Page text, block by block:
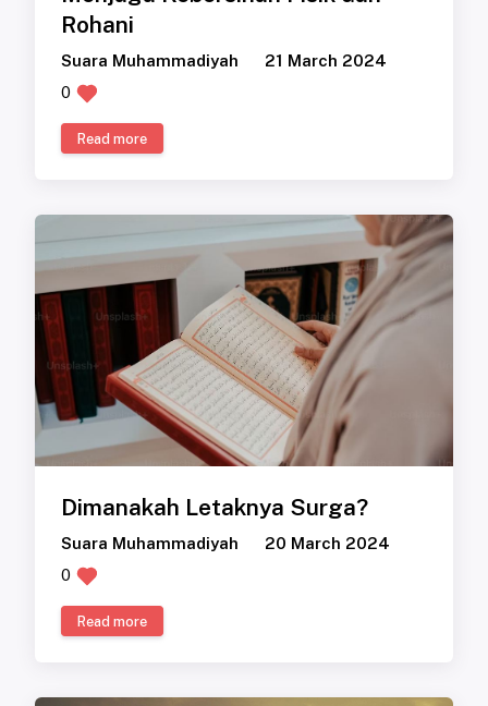
Rohani
Suara Muhammadiyah
21 March 2024
0
Read more
Dimanakah Letaknya Surga?
Suara Muhammadiyah
20 March 2024
0
Read more